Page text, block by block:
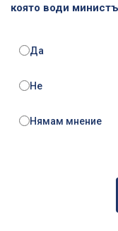
която води
Да
Не
Нямам мнение